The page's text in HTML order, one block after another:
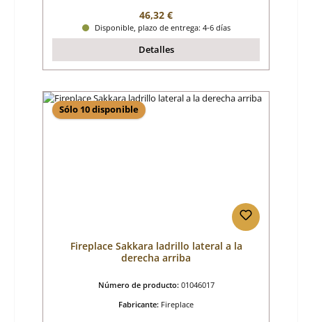
Precio normal:
46,32 €
Disponible, plazo de entrega: 4-6 días
Detalles
Sólo 10 disponible
Fireplace Sakkara ladrillo lateral a la
derecha arriba
Número de producto: 01046017
Fabricante: Fireplace